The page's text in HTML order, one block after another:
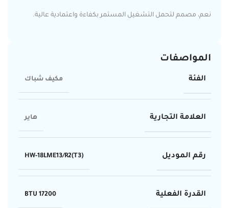
نعم، مصمم لتحمل التشغيل المستمر بكفاءة واعتمادية عالية.
المواصفات
الفئة مكيف شباك
العلامة التجارية هاير
رقم الموديل HW-18LME13/R2(T3)
القدرة الفعلية 17200 BTU